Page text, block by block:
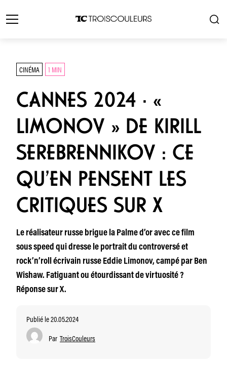
CINÉMA 1 MIN
CANNES 2024 · «
LIMONOV » DE KIRILL
SEREBRENNIKOV : CE
QU’EN PENSENT LES
CRITIQUES SUR X
Le réalisateur russe brigue la Palme d’or avec ce film
sous speed qui dresse le portrait du controversé et
rock’n’roll écrivain russe Eddie Limonov, campé par Ben
Wishaw. Fatiguant ou étourdissant de virtuosité ?
Réponse sur X.
Publié le 20.05.2024
Par TroisCouleurs